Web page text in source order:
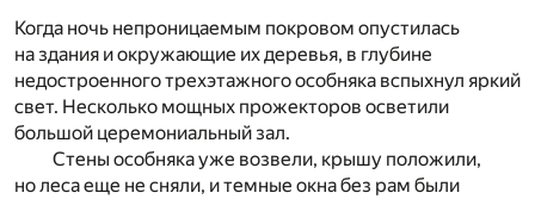
Когда ночь непроницаемым покровом опустилась
на здания и окружающие их деревья, в глубине
недостроенного трехэтажного особняка вспыхнул яркий
свет. Несколько мощных прожекторов осветили
большой церемониальный зал.
Стены особняка уже возвели, крышу положили,
но леса еще не сняли, и темные окна без рам были